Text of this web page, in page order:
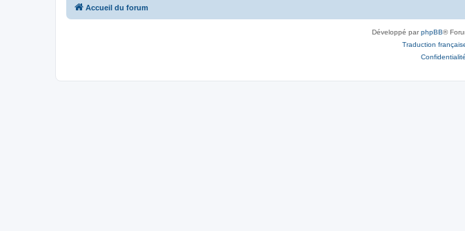
Accueil du forum
Développé parphpBB®
Traduction
Confidentialité